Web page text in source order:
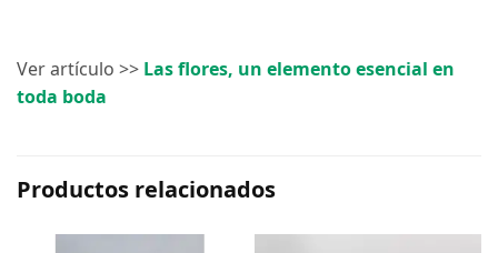
Ver artículo >> Las flores, un elemento esencial en
toda boda
Productos relacionados